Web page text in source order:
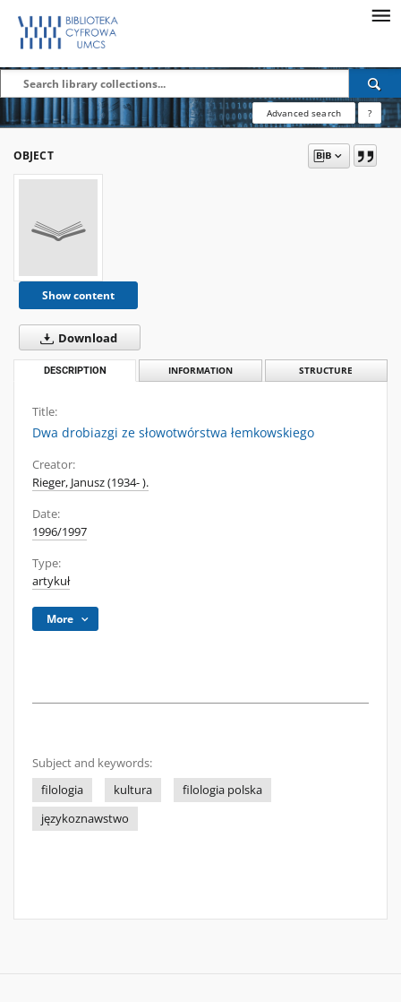
Advanced search ?
OBJECT
Show content
Download
DESCRIPTION INFORMATION STRUCTURE
Title:
Dwa drobiazgi ze słowotwórstwa łemkowskiego
Creator:
Rieger, Janusz (1934- ).
Date:
1996/1997
Type:
artykuł
More
Subject and keywords:
filologia
kultura
filologia polska
językoznawstwo